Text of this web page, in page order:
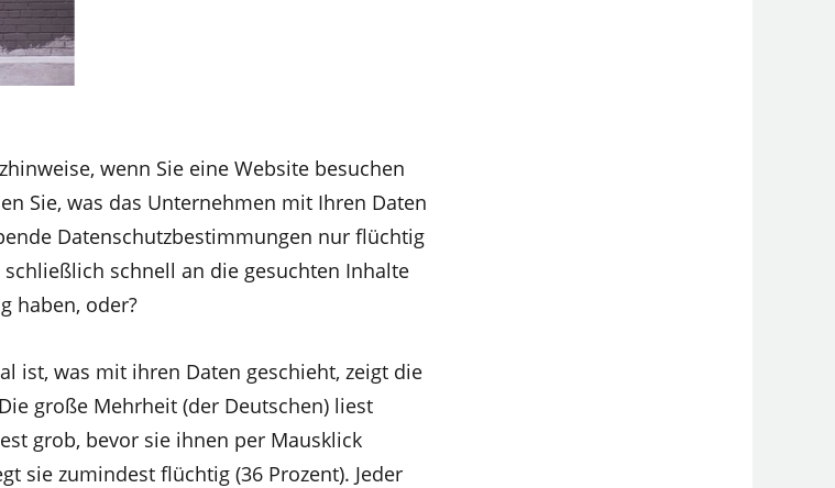
wenn Sie eine Website besuchen
Sie, was das Unternehmen mit Ihren Daten
Datenschutzbestimmungen nur flüchtig
schnell an die gesuchten Inhalte
haben, oder?
ist, was mit ihren Daten geschieht, zeigt die
große Mehrheit (der Deutschen) liest
grob, bevor sie ihnen per Mausklick
sie zumindest flüchtig (36 Prozent). Jeder